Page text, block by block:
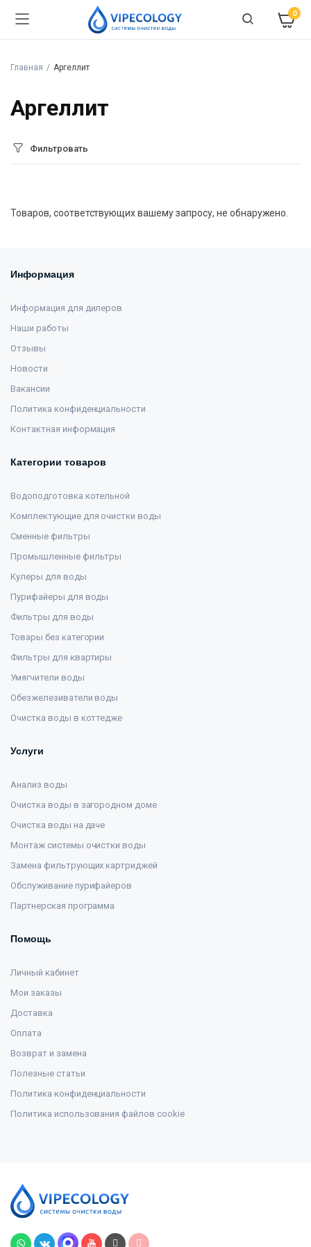
0
Главная Аргеллит
Аргеллит
Фильтровать
Товаров, соответствующих вашему запросу, не обнаружено.
Информация
Информация для дилеров
Наши работы
Отзывы
Новости
Вакансии
Политика конфиденциальности
Контактная информация
Категории товаров
Водоподготовка котельной
Комплектующие для очистки воды
Сменные фильтры
Промышленные фильтры
Кулеры для воды
Пурифайеры для воды
Фильтры для воды
Товары без категории
Фильтры для квартиры
Умягчители воды
Обезжелезиватели воды
Очистка воды в коттедже
Услуги
Анализ воды
Очистка воды в загородном доме
Очистка воды на даче
Монтаж системы очистки воды
Замена фильтрующих картриджей
Обслуживание пурифайеров
Партнерская программа
Помощь
Личный кабинет
Мои заказы
Доставка
Оплата
Возврат и замена
Полезные статьи
Политика конфиденциальности
Политика использования файлов cookie